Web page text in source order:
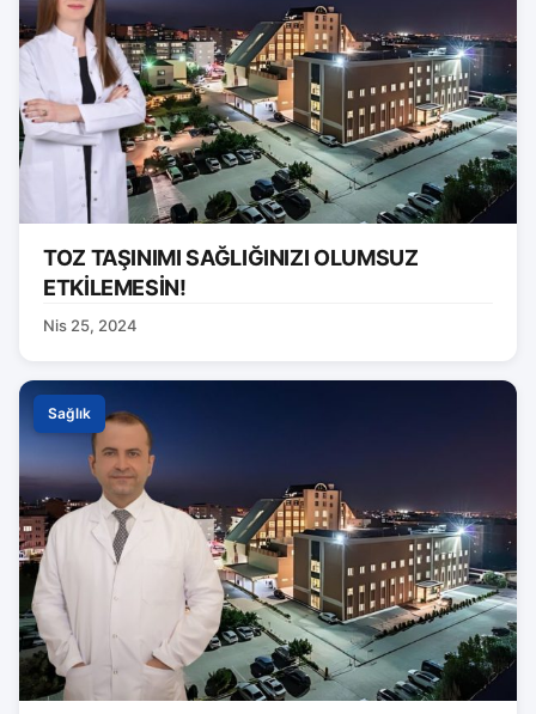
TOZ TAŞINIMI SAĞLIĞINIZI OLUMSUZ
ETKİLEMESİN!
Nis 25, 2024
Sağlık